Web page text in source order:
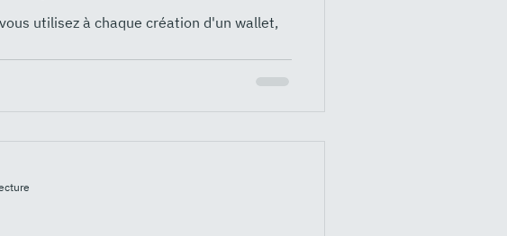
utilisez à chaque création d'un wallet,